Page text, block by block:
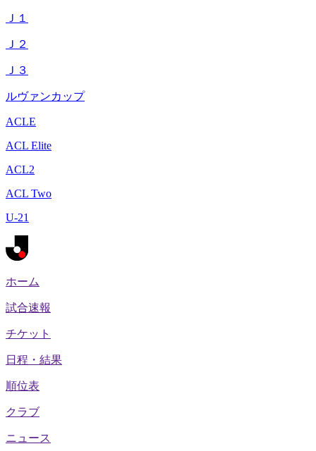
Ｊ１
Ｊ２
Ｊ３
ルヴァンカップ
ACLE
ACL Elite
ACL2
ACL Two
U-21
ホーム
試合速報
チケット
日程・結果
順位表
クラブ
ニュース